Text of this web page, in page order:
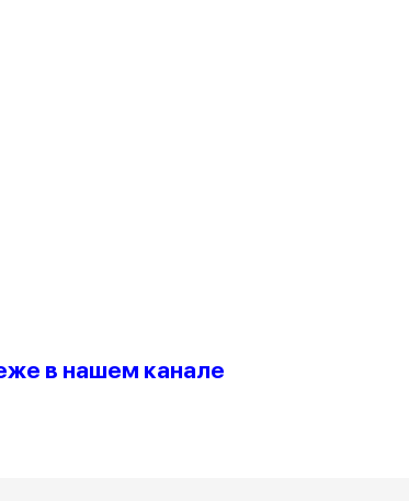
в нашем канале